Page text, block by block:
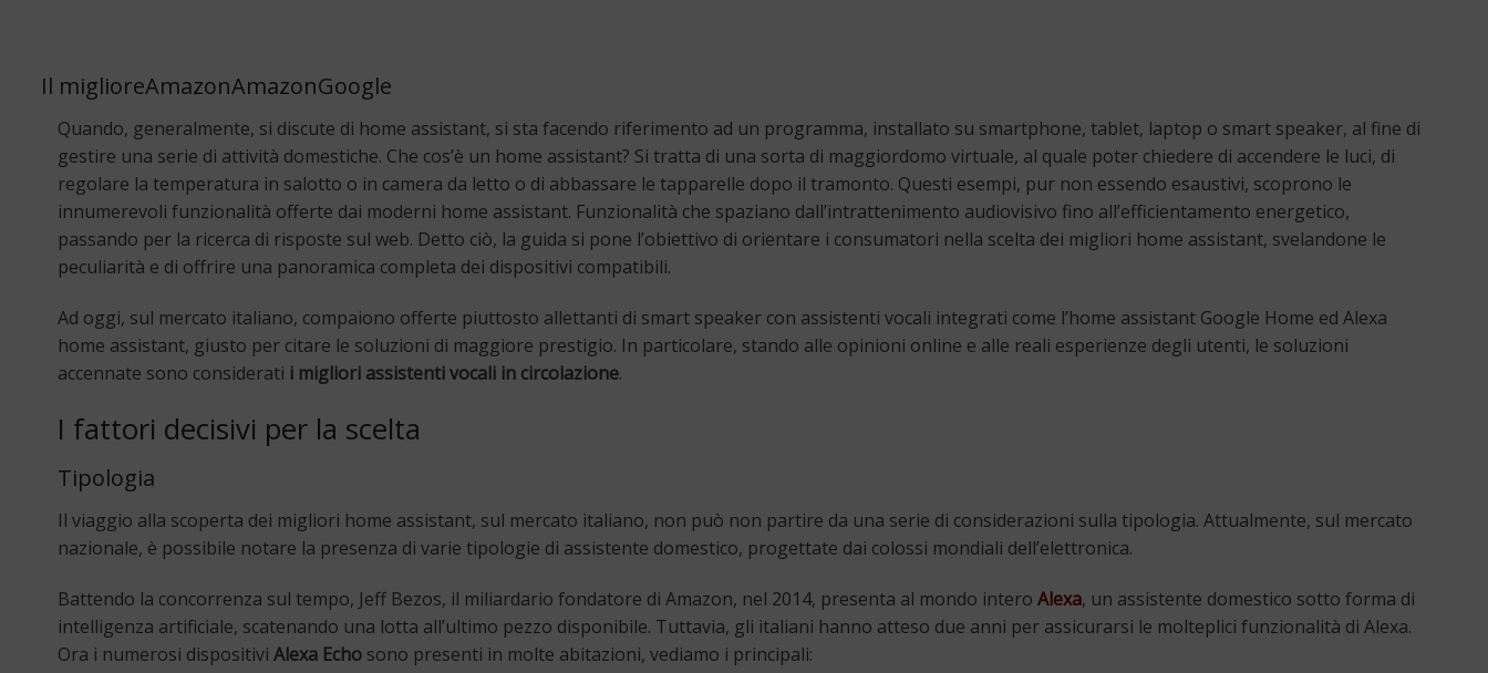
Il miglioreAmazonAmazonGoogle
Quando, generalmente, si discute di home assistant, si sta facendo riferimento ad un programma, installato su smartphone, tablet, laptop o smart speaker, al fine di
gestire una serie di attività domestiche. Che cos’è un home assistant? Si tratta di una sorta di maggiordomo virtuale, al quale poter chiedere di accendere le luci, di
regolare la temperatura in salotto o in camera da letto o di abbassare le tapparelle dopo il tramonto. Questi esempi, pur non essendo esaustivi, scoprono le
innumerevoli funzionalità offerte dai moderni home assistant. Funzionalità che spaziano dall’intrattenimento audiovisivo fino all’efficientamento energetico,
passando per la ricerca di risposte sul web. Detto ciò, la guida si pone l’obiettivo di orientare i consumatori nella scelta dei migliori home assistant, svelandone le
peculiarità e di offrire una panoramica completa dei dispositivi compatibili.
Ad oggi, sul mercato italiano, compaiono offerte piuttosto allettanti di smart speaker con assistenti vocali integrati come l’home assistant Google Home ed Alexa
home assistant, giusto per citare le soluzioni di maggiore prestigio. In particolare, stando alle opinioni online e alle reali esperienze degli utenti, le soluzioni
accennate sono considerati i migliori assistenti vocali in circolazione.
I fattori decisivi per la scelta
Tipologia
Il viaggio alla scoperta dei migliori home assistant, sul mercato italiano, non può non partire da una serie di considerazioni sulla tipologia. Attualmente, sul mercato
nazionale, è possibile notare la presenza di varie tipologie di assistente domestico, progettate dai colossi mondiali dell’elettronica.
Battendo la concorrenza sul tempo, Jeff Bezos, il miliardario fondatore di Amazon, nel 2014, presenta al mondo intero Alexa, un assistente domestico sotto forma di
intelligenza artificiale, scatenando una lotta all’ultimo pezzo disponibile. Tuttavia, gli italiani hanno atteso due anni per assicurarsi le molteplici funzionalità di Alexa.
Ora i numerosi dispositivi Alexa Echo sono presenti in molte abitazioni, vediamo i principali: